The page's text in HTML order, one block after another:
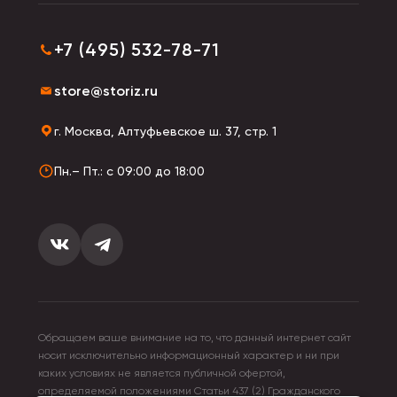
+7 (495) 532-78-71
store@storiz.ru
г. Москва, Алтуфьевское ш. 37, стр. 1
Пн.– Пт.: с 09:00 до 18:00
Обращаем ваше внимание на то, что данный интернет сайт
носит исключительно информационный характер и ни при
каких условиях не является публичной офертой,
определяемой положениями Статьи 437 (2) Гражданского